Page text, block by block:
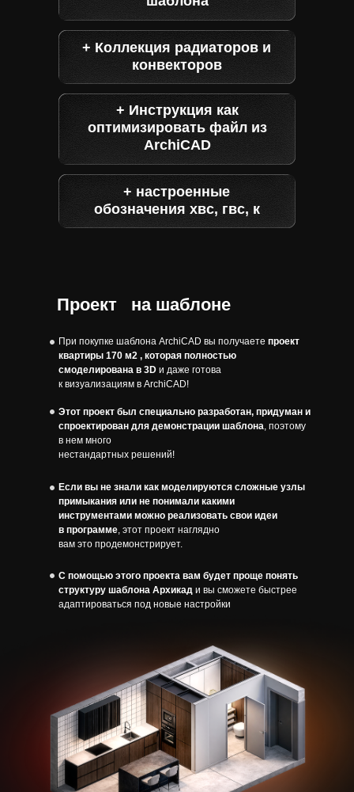
+ Коллекция радиаторов и
конвекторов
+ Инструкция как
оптимизировать файл из
ArchiCAD
+ настроенные
обозначения хвс, гвс, к
Проект на шаблоне
При покупке шаблона ArchiCAD вы получаете проект
квартиры 170 м2 , которая полностью
смоделирована в 3D и даже готова
к визуализациям в ArchiCAD!
Этот проект был специально разработан, придуман и
спроектирован для демонстрации шаблона, поэтому
в нем много
нестандартных решений!
Если вы не знали как моделируются сложные узлы
примыкания или не понимали какими
инструментами можно реализовать свои идеи
в программе, этот проект наглядно
вам это продемонстрирует.
С помощью этого проекта вам будет проще понять
структуру шаблона Архикад и вы сможете быстрее
адаптироваться под новые настройки